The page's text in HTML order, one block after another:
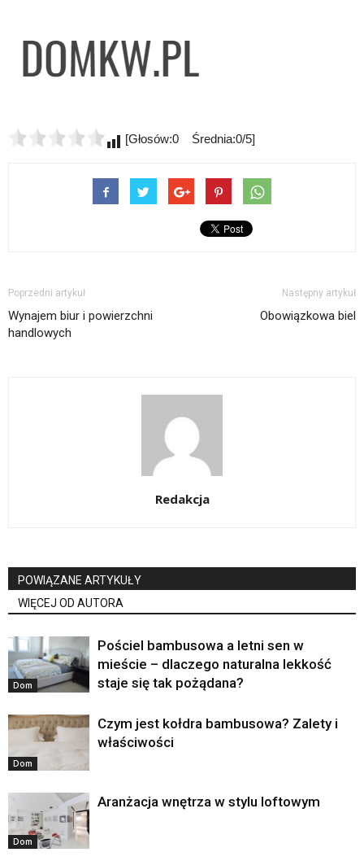
[Głosów:0 Średnia:0/5]
Poprzedni artykuł
Wynajem biur i powierzchni
handlowych
Następny artykuł
Obowiązkowa biel
Redakcja
POWIĄZANE ARTYKUŁY
WIĘCEJ OD AUTORA
Dom
Pościel bambusowa a letni sen w
mieście – dlaczego naturalna lekkość
staje się tak pożądana?
Dom
Czym jest kołdra bambusowa? Zalety i
właściwości
Dom
Aranżacja wnętrza w stylu loftowym